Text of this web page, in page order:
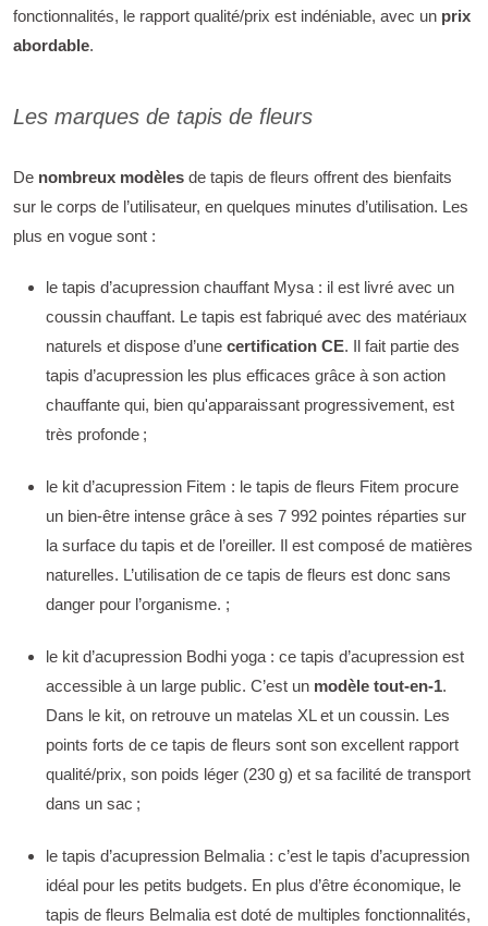
fonctionnalités, le rapport qualité/prix est indéniable, avec un prix
abordable.
Les marques de tapis de fleurs
De nombreux modèles de tapis de fleurs offrent des bienfaits
sur le corps de l’utilisateur, en quelques minutes d’utilisation. Les
plus en vogue sont :
le tapis d’acupression chauffant Mysa : il est livré avec un
coussin chauffant. Le tapis est fabriqué avec des matériaux
naturels et dispose d’une certification CE. Il fait partie des
tapis d’acupression les plus efficaces grâce à son action
chauffante qui, bien qu'apparaissant progressivement, est
très profonde ;
le kit d’acupression Fitem : le tapis de fleurs Fitem procure
un bien-être intense grâce à ses 7 992 pointes réparties sur
la surface du tapis et de l’oreiller. Il est composé de matières
naturelles. L’utilisation de ce tapis de fleurs est donc sans
danger pour l’organisme. ;
le kit d’acupression Bodhi yoga : ce tapis d’acupression est
accessible à un large public. C’est un modèle tout-en-1.
Dans le kit, on retrouve un matelas XL et un coussin. Les
points forts de ce tapis de fleurs sont son excellent rapport
qualité/prix, son poids léger (230 g) et sa facilité de transport
dans un sac ;
le tapis d’acupression Belmalia : c’est le tapis d’acupression
idéal pour les petits budgets. En plus d’être économique, le
tapis de fleurs Belmalia est doté de multiples fonctionnalités,